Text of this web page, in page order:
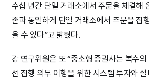
수십 년간 단일 거래소에서 주문을 체결해
존과 동일하게 단일 거래소에서 주문을 집
을 수 있다”고 밝혔다.
강 연구위원은 또 “중소형 증권사는 복수
선 집행 의무 이행을 위한 시스템 투자와